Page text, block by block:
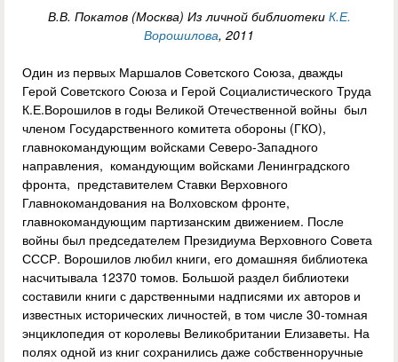
В.В. Покатов (Москва) Из личной библиотеки К.Е.
Ворошилова, 2011
Один из первых Маршалов Советского Союза, дважды
Герой Советского Союза и Герой Социалистического Труда
К.Е.Ворошилов в годы Великой Отечественной войны был
членом Государственного комитета обороны (ГКО),
главнокомандующим войсками Северо-Западного
направления, командующим войсками Ленинградского
фронта, представителем Ставки Верховного
Главнокомандования на Волховском фронте,
главнокомандующим партизанским движением. После
войны был председателем Президиума Верховного Совета
СССР. Ворошилов любил книги, его домашняя библиотека
насчитывала 12370 томов. Большой раздел библиотеки
составили книги с дарственными надписями их авторов и
известных исторических личностей, в том числе 30-томная
энциклопедия от королевы Великобритании Елизаветы. На
полях одной из книг сохранились даже собственноручные